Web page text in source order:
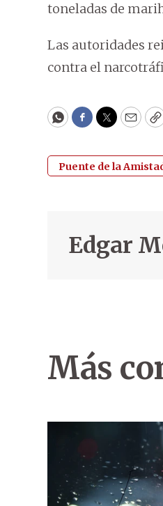
toneladas de
Las autoridades
contra el
WhatsApp
Facebook
Twitter
Puente de la
Edgar
Más